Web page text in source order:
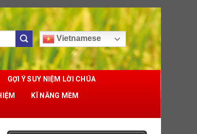
Vietnamese
GỢI Ý SUY NIỆM LỜI CHÚA
KĨ NĂNG MỀM